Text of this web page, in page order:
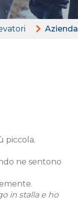
piccola.
ne sentono
in stalla e ho